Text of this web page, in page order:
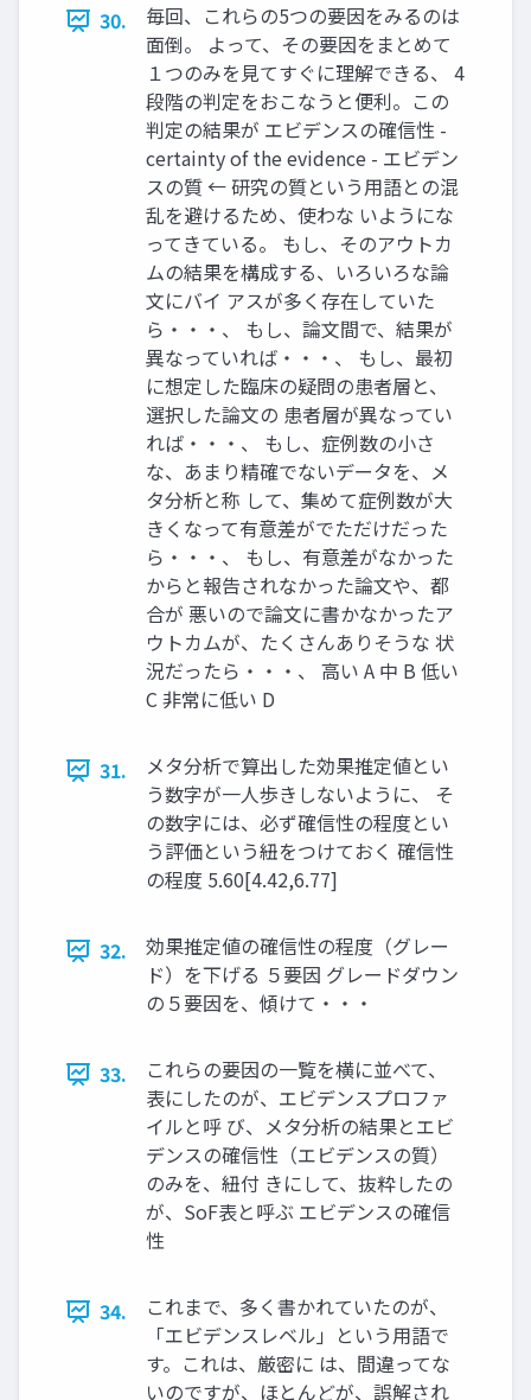
30.
毎回、これらの5つの要因をみるのは
面倒。 よって、その要因をまとめて
１つのみを見てすぐに理解できる、 4
段階の判定をおこなうと便利。この
判定の結果が エビデンスの確信性 -
certainty of the evidence - エビデン
スの質 ← 研究の質という用語との混
乱を避けるため、使わな いようにな
ってきている。 もし、そのアウトカ
ムの結果を構成する、いろいろな論
文にバイ アスが多く存在していた
ら・・・、 もし、論文間で、結果が
異なっていれば・・・、 もし、最初
に想定した臨床の疑問の患者層と、
選択した論文の 患者層が異なってい
れば・・・、 もし、症例数の小さ
な、あまり精確でないデータを、メ
タ分析と称 して、集めて症例数が大
きくなって有意差がでただけだった
ら・・・、 もし、有意差がなかった
からと報告されなかった論文や、都
合が 悪いので論文に書かなかったア
ウトカムが、たくさんありそうな 状
況だったら・・・、 高い A 中 B 低い
C 非常に低い D
31.
メタ分析で算出した効果推定値とい
う数字が一人歩きしないように、 そ
の数字には、必ず確信性の程度とい
う評価という紐をつけておく 確信性
の程度 5.60[4.42,6.77]
32.
効果推定値の確信性の程度（グレー
ド）を下げる ５要因 グレードダウン
の５要因を、傾けて・・・
33.
これらの要因の一覧を横に並べて、
表にしたのが、エビデンスプロファ
イルと呼 び、メタ分析の結果とエビ
デンスの確信性（エビデンスの質）
のみを、紐付 きにして、抜粋したの
が、SoF表と呼ぶ エビデンスの確信
性
34.
これまで、多く書かれていたのが、
「エビデンスレベル」という用語で
す。これは、厳密に は、間違ってな
いのですが、ほとんどが、誤解され